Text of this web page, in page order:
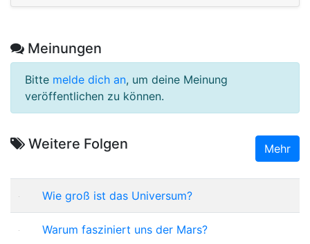
Meinungen
Bitte melde dich an, um deine Meinung
veröffentlichen zu können.
Weitere Folgen Mehr
Wie groß ist das Universum?
Warum fasziniert uns der Mars?